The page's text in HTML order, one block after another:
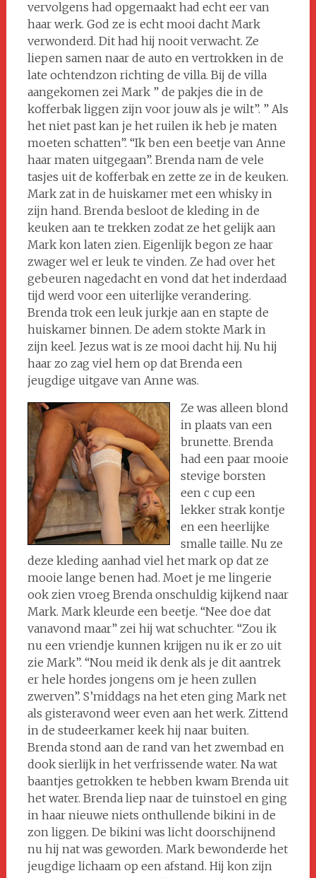
vervolgens had opgemaakt had echt eer van
haar werk. God ze is echt mooi dacht Mark
verwonderd. Dit had hij nooit verwacht. Ze
liepen samen naar de auto en vertrokken in de
late ochtendzon richting de villa. Bij de villa
aangekomen zei Mark ” de pakjes die in de
kofferbak liggen zijn voor jouw als je wilt”. ” Als
het niet past kan je het ruilen ik heb je maten
moeten schatten”. “Ik ben een beetje van Anne
haar maten uitgegaan”. Brenda nam de vele
tasjes uit de kofferbak en zette ze in de keuken.
Mark zat in de huiskamer met een whisky in
zijn hand. Brenda besloot de kleding in de
keuken aan te trekken zodat ze het gelijk aan
Mark kon laten zien. Eigenlijk begon ze haar
zwager wel er leuk te vinden. Ze had over het
gebeuren nagedacht en vond dat het inderdaad
tijd werd voor een uiterlijke verandering.
Brenda trok een leuk jurkje aan en stapte de
huiskamer binnen. De adem stokte Mark in
zijn keel. Jezus wat is ze mooi dacht hij. Nu hij
haar zo zag viel hem op dat Brenda een
jeugdige uitgave van Anne was.
Ze was alleen blond
in plaats van een
brunette. Brenda
had een paar mooie
stevige borsten
een c cup een
lekker strak kontje
en een heerlijke
smalle taille. Nu ze
deze kleding aanhad viel het mark op dat ze
mooie lange benen had. Moet je me lingerie
ook zien vroeg Brenda onschuldig kijkend naar
Mark. Mark kleurde een beetje. “Nee doe dat
vanavond maar” zei hij wat schuchter. “Zou ik
nu een vriendje kunnen krijgen nu ik er zo uit
zie Mark”. “Nou meid ik denk als je dit aantrek
er hele hordes jongens om je heen zullen
zwerven”. S’middags na het eten ging Mark net
als gisteravond weer even aan het werk. Zittend
in de studeerkamer keek hij naar buiten.
Brenda stond aan de rand van het zwembad en
dook sierlijk in het verfrissende water. Na wat
baantjes getrokken te hebben kwam Brenda uit
het water. Brenda liep naar de tuinstoel en ging
in haar nieuwe niets onthullende bikini in de
zon liggen. De bikini was licht doorschijnend
nu hij nat was geworden. Mark bewonderde het
jeugdige lichaam op een afstand. Hij kon zijn